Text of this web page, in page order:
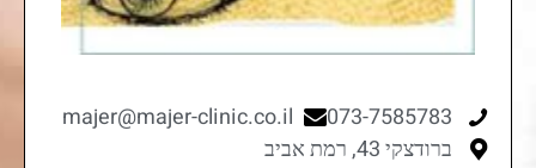
073-7585783
majer@majer-clinic.co.il
ברודצקי 43, רמת אביב